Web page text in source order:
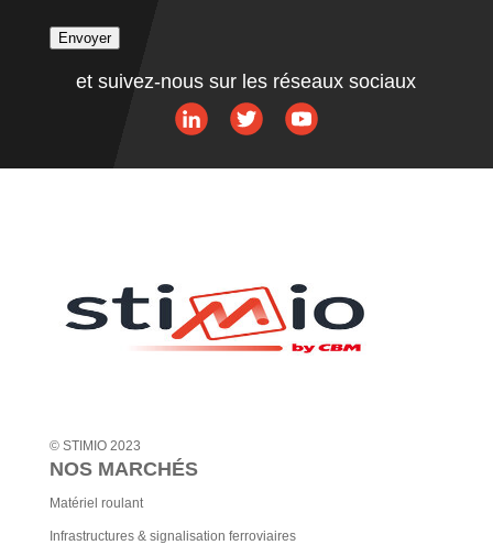
Envoyer
et suivez-nous sur les réseaux sociaux
© STIMIO 2023
NOS MARCHÉS
Matériel roulant
Infrastructures & signalisation ferroviaires